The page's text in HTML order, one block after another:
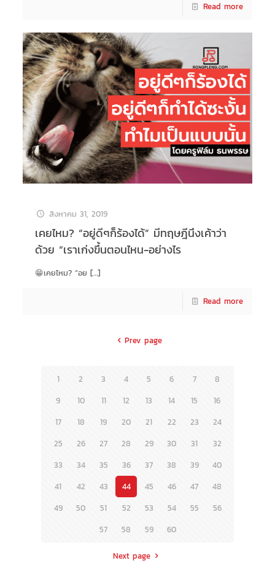
Read more
สิงหาคม 31, 2019
เคยไหม? “อยู่ดีๆก็ร้องได้” มีทฤษฎีนึงเค้าว่า
ด้วย “เราเก่งขึ้นตอนไหน-อย่างไร
😁เคยไหม? “อย […]
Read more
Prev page
1 2 3 4 5 6 7
8
9
10 11 12 13 14 15
16
17
18 19 20 21 22 23
24
25
26 27 28 29 30 31
32
33
34 35 36 37 38 39
40
41
42 43 44 45 46 47
48
49
50 51 52 53 54 55
56
57
58 59 60
Next page